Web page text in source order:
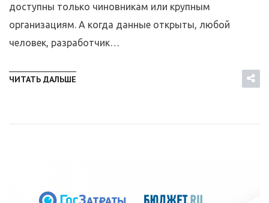
доступны только чиновникам или крупным
организациям. А когда данные открыты, любой
человек, разработчик…
ЧИТАТЬ ДАЛЬШЕ